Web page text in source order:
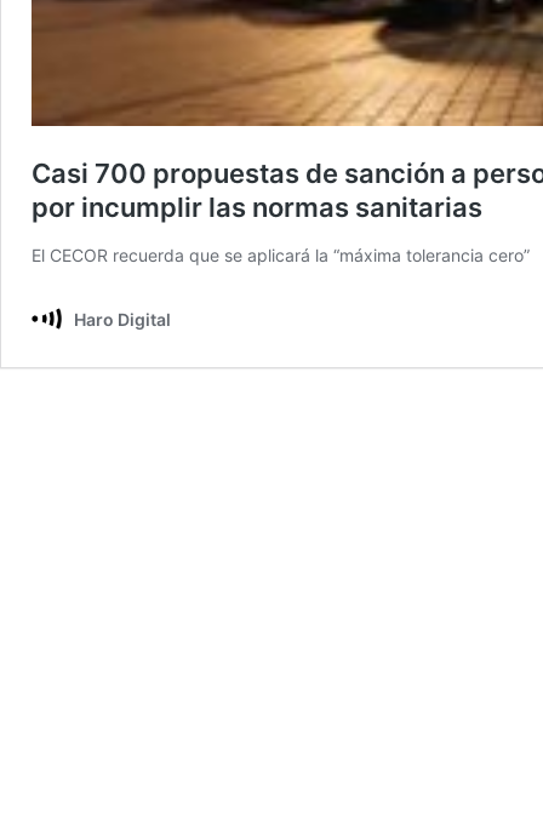
Casi 700 propuestas de sanción a
por incumplir las normas sanitarias
El CECOR recuerda que se aplicará la “máxima tolerancia cero”
Haro Digital